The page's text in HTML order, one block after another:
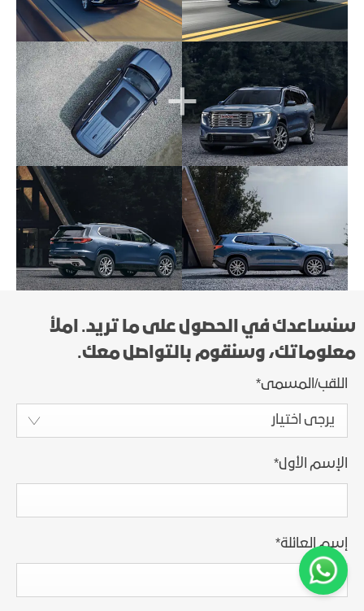
سنساعدك في الحصول على ما تريد. املأ
معلوماتك، وسنقوم بالتواصل معك.
اللقب/المسمى*
يرجى اختيار
الإسم الأول*
إسم العائلة*